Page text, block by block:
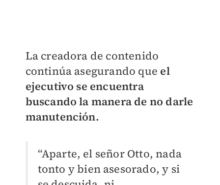
La creadora de contenido
continúa asegurando que el
ejecutivo se encuentra
buscando la manera de no darle
manutención.
“Aparte, el señor Otto, nada
tonto y bien asesorado, y si